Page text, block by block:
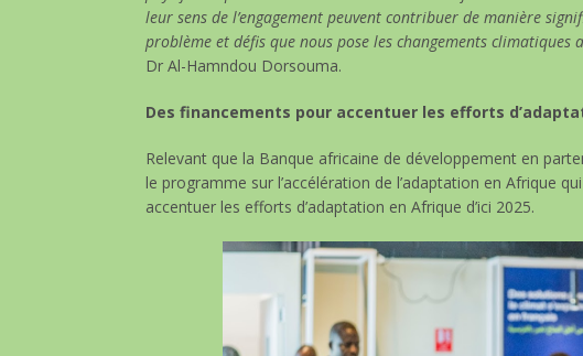
leur sens de l’engagement peuvent contribuer de manière
problème et défis que nous pose les changements climatiques
Dr Al-Hamndou Dorsouma.
Des financements pour accentuer les efforts
Relevant que la Banque africaine de développement en
le programme sur l’accélération de l’adaptation en Afrique
accentuer les efforts d’adaptation en Afrique d’ici 2025.